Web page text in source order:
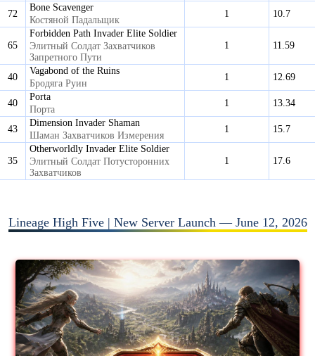
72
Bone Scavenger
Костяной Падальщик
1 10.7
65
Forbidden Path Invader Elite Soldier
Элитный Солдат Захватчиков
Запретного Пути
1 11.59
40
Vagabond of the Ruins
Бродяга Руин
1 12.69
40
Porta
Порта
1 13.34
43
Dimension Invader Shaman
Шаман Захватчиков Измерения
1 15.7
35
Otherworldly Invader Elite Soldier
Элитный Солдат Потусторонних
Захватчиков
1 17.6
Lineage High Five | New Server Launch — June 12, 2026